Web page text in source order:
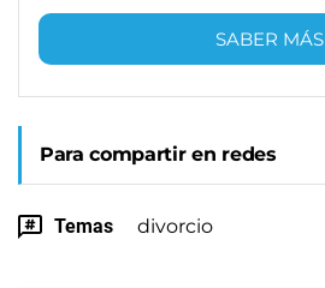
SABER MÁS
Para compartir en redes
Temas divorcio